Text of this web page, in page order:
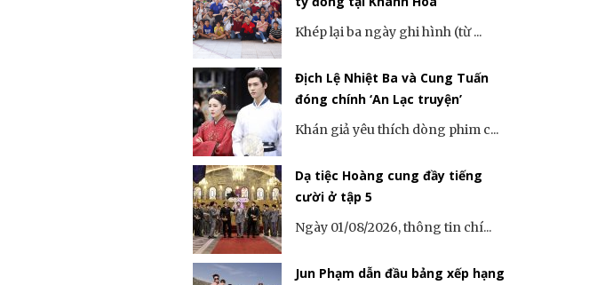
Khép lại ba ngày ghi hình (từ ...
Địch Lệ Nhiệt Ba và Cung Tuấn
đóng chính ‘An Lạc truyện’
Khán giả yêu thích dòng phim c...
Dạ tiệc Hoàng cung đầy tiếng
cười ở tập 5
Ngày 01/08/2026, thông tin chí...
Jun Phạm dẫn đầu bảng xếp hạng